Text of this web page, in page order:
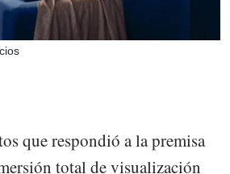
que respondió a la premisa
total de visualización